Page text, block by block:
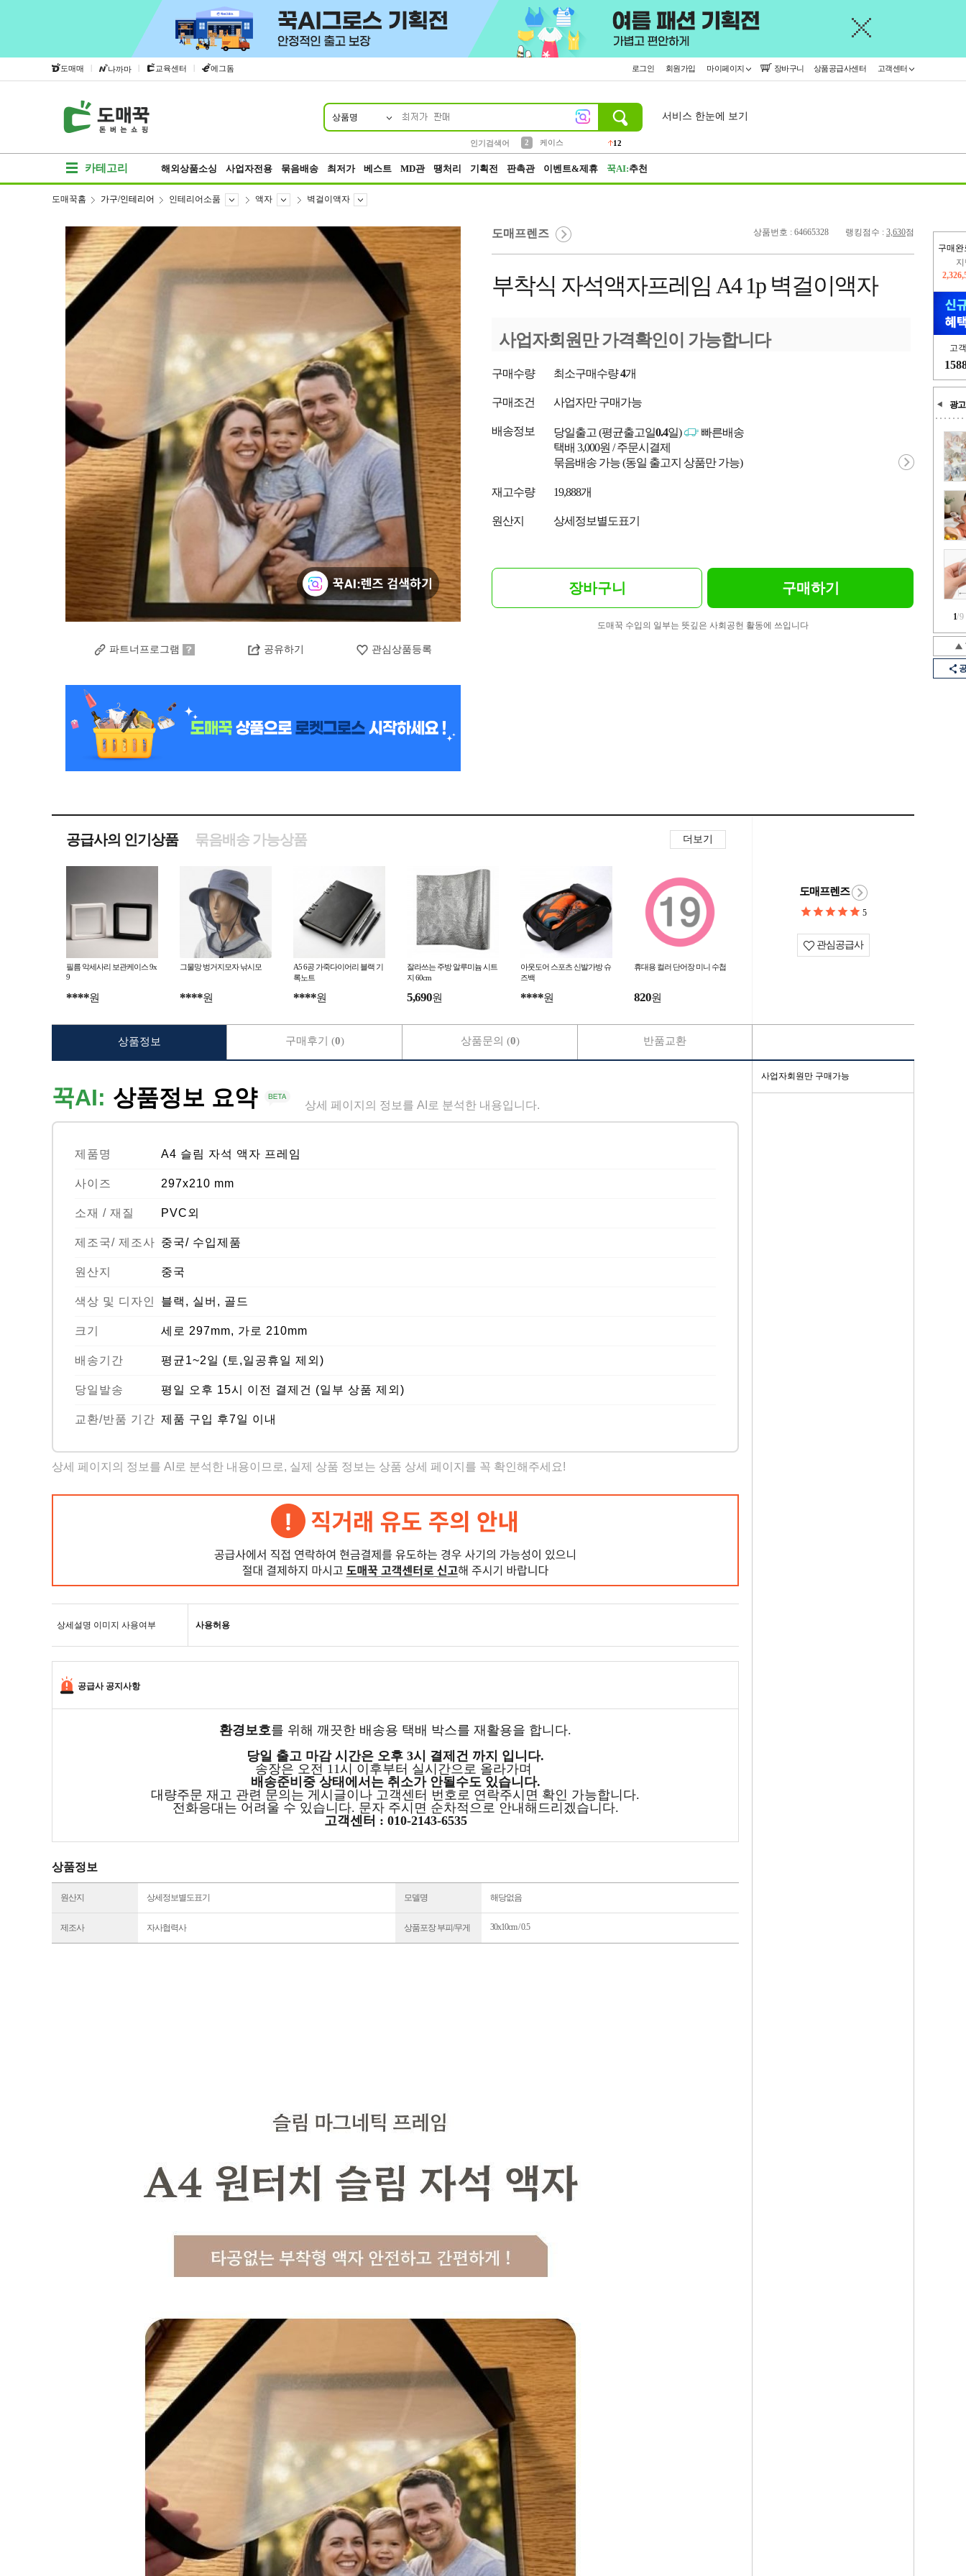
도매매 | 나까마 | 교육센터 | 에그돔 로그인 회원가입 마이페이지 장바구니 상품공급사센터 고객센터
상품명
인기검색어
2
케이스
12
서비스 한눈에 보기
카테고리 해외상품소싱 사업자전용 묶음배송 최저가 베스트 MD관 땡처리 기획전 판촉관 이벤트&제휴 꾹AI:추천
구매완
고
광고
1/9
도매꾹홈 가구/인테리어 인테리어소품 액자 벽걸이액자
파트너프로그램 공유하기 관심상품등록
상품번호 : 64665328 랭킹점수 : 3,630점
도매프렌즈
부착식 자석액자프레임 A4 1p 벽걸이액자
사업자회원만 가격확인이 가능합니다
구매수량 최소구매수량4개
구매조건 사업자만 구매가능
배송정보 당일출고 (평균출고일0.4일)
빠른배송
택배 3,000원 / 주문시결제
묶음배송 가능 (동일 출고지 상품만 가능)
재고수량 19,888개
원산지 상세정보별도표기
장바구니 구매하기
도매꾹 수입의 일부는 뜻깊은 사회공헌 활동에 쓰입니다
공급사의 인기상품 더보기
묶음배송 가능상품
필름 악세사리 보관케이스 9x
9
****원
그물망 벙거지모자 낚시모
****원
A5 6공 가죽다이어리 블랙 기
록노트
****원
잘라쓰는 주방 알루미늄 시트
지 60cm
5,690원
아웃도어 스포츠 신발가방 슈
즈백
****원
휴대용 컬러 단어장 미니 수첩
820원
도매프렌즈
5
관심공급사
꾹AI: 상품정보 요약 상세 페이지의 정보를 AI로 분석한 내용입니다.
제품명 A4 슬림 자석 액자 프레임
사이즈 297x210 mm
소재 / 재질 PVC외
제조국/ 제조사 중국/ 수입제품
원산지 중국
색상 및 디자인 블랙, 실버, 골드
크기 세로 297mm, 가로 210mm
배송기간 평균1~2일 (토,일공휴일 제외)
당일발송 평일 오후 15시 이전 결제건 (일부 상품 제외)
교환/반품 기간 제품 구입 후7일 이내
상세 페이지의 정보를 AI로 분석한 내용이므로, 실제 상품 정보는 상품 상세 페이지를 꼭 확인해주세요!
상세설명 이미지 사용여부 사용허용
공급사 공지사항
환경보호를 위해 깨끗한 배송용 택배 박스를 재활용을 합니다.
당일 출고 마감 시간은 오후 3시 결제건 까지 입니다.
송장은 오전 11시 이후부터 실시간으로 올라가며
배송준비중 상태에서는 취소가 안될수도 있습니다.
대량주문 재고 관련 문의는 게시글이나 고객센터 번호로 연락주시면 확인 가능합니다.
전화응대는 어려울 수 있습니다. 문자 주시면 순차적으로 안내해드리겠습니다.
고객센터 : 010-2143-6535
상품정보
원산지 상세정보별도표기 모델명 해당없음
제조사 자사협력사 상품포장 부피/무게 30x10cm / 0.5
상품정보 구매후기 (0) 상품문의 (0) 반품교환
사업자회원만 구매가능